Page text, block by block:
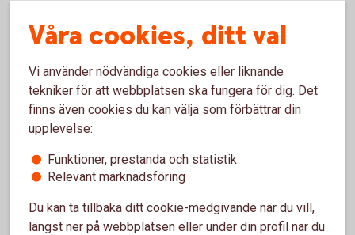
Vill du säkra dina EU-ersättningar?
Läs mer eller kontakta oss så går vi igenom hur du
kan erbjuda.
Skog och lantbruk – merinformation
Kontakta oss inom skog och lantbruk
Våra cookies, ditt val
Vi använder nödvändiga cookies eller liknande
tekniker för att webbplatsen ska fungera för dig. Det
finns även cookies du kan välja som förbättrar din
upplevelse:
Funktioner, prestanda och statistik
Relevant marknadsföring
Du kan ta tillbaka ditt cookie-medgivande när du vill,
längst ner på webbplatsen eller under din profil när du